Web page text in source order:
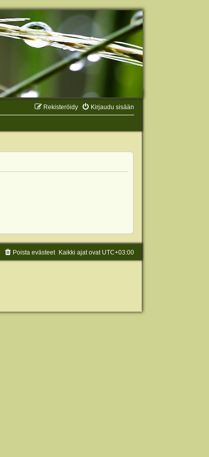
Kirjaudu sisään
Rekisteröidy
Kaikki ajat ovat UTC+03:00
Poista evästeet